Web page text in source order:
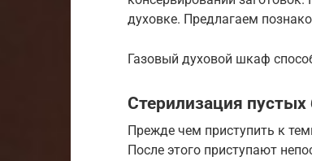
духовке. Предлагаем
Газовый духовой шкаф
Стерилизация пустых
Прежде чем приступить к
После этого приступают